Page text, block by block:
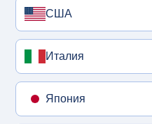
США
Италия
Япония